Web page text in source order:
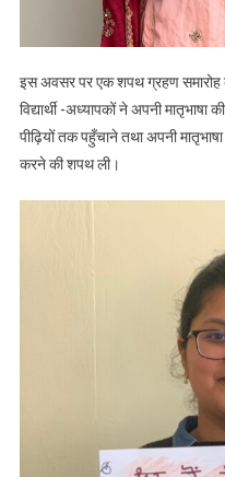
इस अवसर पर एक शपथ ग्रहण समारोह
विद्यार्थी -अध्यापकों ने अपनी
पीढ़ियों तक पहुँचाने तथा अपनी
करने की शपथ ली।